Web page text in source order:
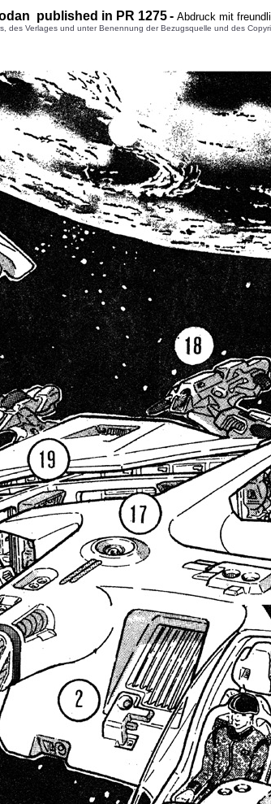
published in PR 1275 - Abdruck mit
Verlages und unter Benennung der Bezugsquelle und des